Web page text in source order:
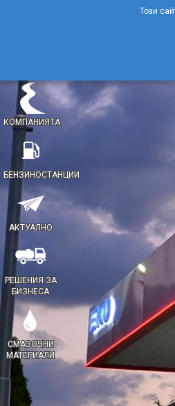
КОМПАНИЯТА
БЕНЗИНОСТАНЦИИ
АКТУАЛНО
РЕШЕНИЯ ЗА
БИЗНЕСА
СМАЗОЧНИ
МАТЕРИАЛИ
Този